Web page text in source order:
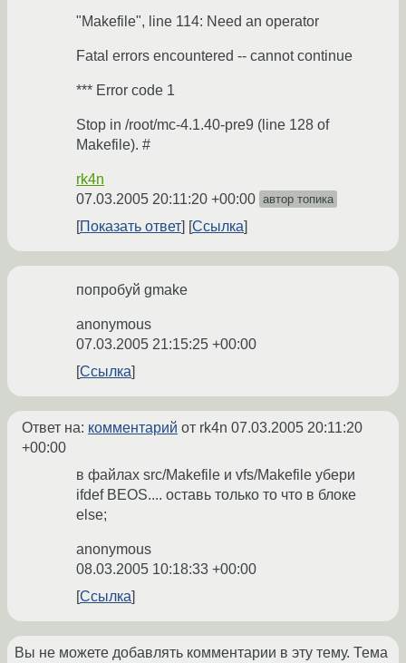
"Makefile", line 114: Need an operator
Fatal errors encountered -- cannot continue
*** Error code 1
Stop in /root/mc-4.1.40-pre9 (line 128 of
Makefile). #
rk4n
07.03.2005 20:11:20 +00:00 автор топика
Показать ответ Ссылка
попробуй gmake
anonymous
07.03.2005 21:15:25 +00:00
Ссылка
Ответ на: комментарий от rk4n 07.03.2005 20:11:20
+00:00
в файлах src/Makefile и vfs/Makefile убери
ifdef BEOS.... оставь только то что в блоке
else;
anonymous
08.03.2005 10:18:33 +00:00
Ссылка
Вы не можете добавлять комментарии в эту тему. Тема